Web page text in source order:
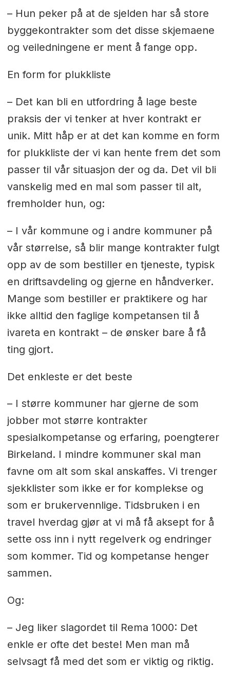
– Hun peker på at de sjelden har så store
byggekontrakter som det disse skjemaene
og veiledningene er ment å fange opp.
En form for plukkliste
– Det kan bli en utfordring å lage beste
praksis der vi tenker at hver kontrakt er
unik. Mitt håp er at det kan komme en form
for plukkliste der vi kan hente frem det som
passer til vår situasjon der og da. Det vil bli
vanskelig med en mal som passer til alt,
fremholder hun, og:
– I vår kommune og i andre kommuner på
vår størrelse, så blir mange kontrakter fulgt
opp av de som bestiller en tjeneste, typisk
en driftsavdeling og gjerne en håndverker.
Mange som bestiller er praktikere og har
ikke alltid den faglige kompetansen til å
ivareta en kontrakt – de ønsker bare å få
ting gjort.
Det enkleste er det beste
– I større kommuner har gjerne de som
jobber mot større kontrakter
spesialkompetanse og erfaring, poengterer
Birkeland. I mindre kommuner skal man
favne om alt som skal anskaffes. Vi trenger
sjekklister som ikke er for komplekse og
som er brukervennlige. Tidsbruken i en
travel hverdag gjør at vi må få aksept for å
sette oss inn i nytt regelverk og endringer
som kommer. Tid og kompetanse henger
sammen.
Og:
– Jeg liker slagordet til Rema 1000: Det
enkle er ofte det beste! Men man må
selvsagt få med det som er viktig og riktig.